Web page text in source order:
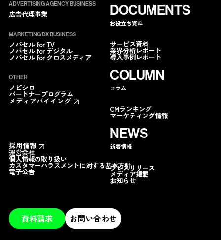
COLUMN
コラム
CMランキング
マーケティング情報
ADVERTISING AGENCY BUSINESS
広告代理事業
MARKETING DX BUSINESS
ノバセル for TV
ノバセル for デジタル
ノバセル for クロスメディア
OTHER
ノビシロ
パートナープログラム
メディアバイイング
NEWS
新着情報
プレスリリース
メディア掲載
お知らせ
DOCUMENTS
お役立ち資料
サービス資料
業界分析レポート
導入事例レポート
採用情報
運営会社
個人情報の取り扱い
カスタマーハラスメントに対する基本方針
電子公告
資料請求 お問い合わせ